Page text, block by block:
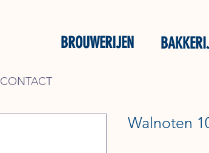
CONTACT
BROUWERIJEN
Walnoten